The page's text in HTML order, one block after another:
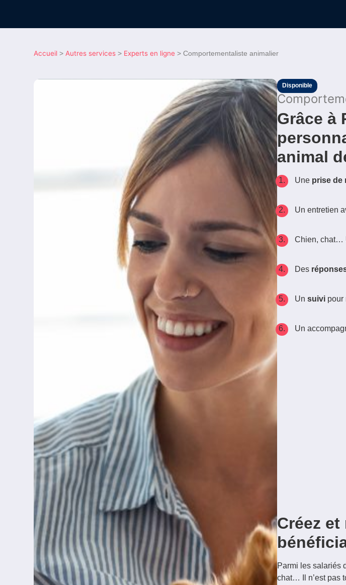
Accueil >Autres services > Experts en ligne >Comportementaliste animalier
Disponible
Grâce à
animal
Une prise de
Un entretien
Chien, chat…
Des
Unsuivi pour
Un
Créez
Parmi les salariés
chat… Il n’est pas